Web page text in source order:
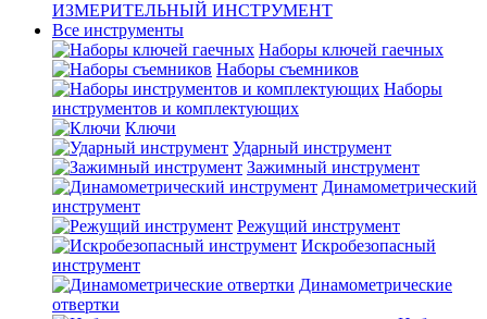
ИЗМЕРИТЕЛЬНЫЙ ИНСТРУМЕНТ
Все инструменты
Наборы ключей гаечных
Наборы съемников
Наборы
инструментов и комплектующих
Ключи
Ударный инструмент
Зажимный инструмент
Динамометрический
инструмент
Режущий инструмент
Искробезопасный
инструмент
Динамометрические
отвертки